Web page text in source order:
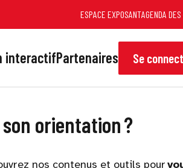
ESPACE EXPOSANTAGENDA
interactifPartenaires Se
orientation ?
nos contenus et outils pour